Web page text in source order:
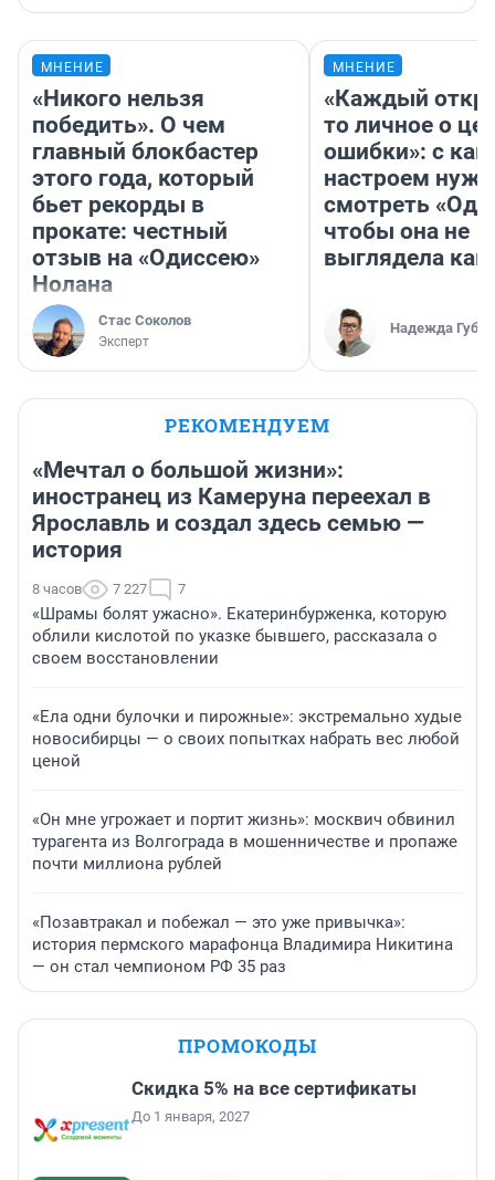
МНЕНИЕ
«Никого нельзя
победить». О чем
главный блокбастер
этого года, который
бьет рекорды в
прокате: честный
отзыв на «Одиссею»
Нолана
Стас Соколов
Эксперт
МНЕНИЕ
«Каждый
то личное о
ошибки»: с
настроем
смотреть
чтобы она не
выглядела как
Надежда
РЕКОМЕНДУЕМ
«Мечтал о большой жизни»:
иностранец из Камеруна переехал в
Ярославль и создал здесь семью —
история
8 часов 7 227 7
«Шрамы болят ужасно». Екатеринбурженка, которую
облили кислотой по указке бывшего, рассказала о
своем восстановлении
«Ела одни булочки и пирожные»: экстремально худые
новосибирцы — о своих попытках набрать вес любой
ценой
«Он мне угрожает и портит жизнь»: москвич обвинил
турагента из Волгограда в мошенничестве и пропаже
почти миллиона рублей
«Позавтракал и побежал — это уже привычка»:
история пермского марафонца Владимира Никитина
— он стал чемпионом РФ 35 раз
ПРОМОКОДЫ
Скидка 5% на все сертификаты
До 1 января, 2027